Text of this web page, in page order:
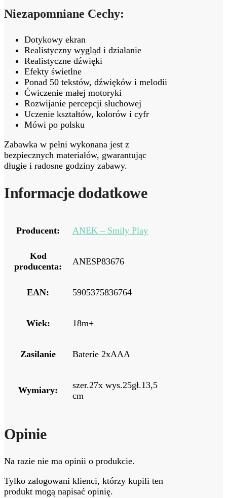
Niezapomniane Cechy:
Dotykowy ekran
Realistyczny wygląd i działanie
Realistyczne dźwięki
Efekty świetlne
Ponad 50 tekstów, dźwięków i melodii
Ćwiczenie małej motoryki
Rozwijanie percepcji słuchowej
Uczenie kształtów, kolorów i cyfr
Mówi po polsku
Zabawka w pełni wykonana jest z
bezpiecznych materiałów, gwarantując
długie i radosne godziny zabawy.
Informacje dodatkowe
Producent: ANEK – Smily Play
Kod
producenta:
ANESP83676
EAN: 5905375836764
Wiek: 18m+
Zasilanie Baterie 2xAAA
Wymiary:
szer.27x wys.25gł.13,5
cm
Opinie
Na razie nie ma opinii o produkcie.
Tylko zalogowani klienci, którzy kupili ten
produkt mogą napisać opinię.